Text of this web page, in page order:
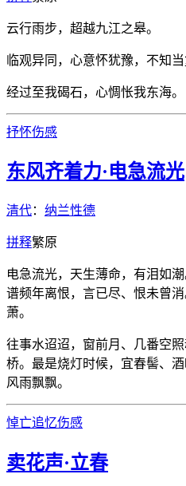
云行雨步，超越九江之皋。
临观异同，心意怀犹豫，不知当
经过至我碣石，心惆怅我东海。
抒怀伤感
东风齐着力·电急流光
清代： 纳兰性德
拼释繁原
电急流光，天生薄命，有泪如
谱频年离恨，言已尽、恨未曾
萧。
往事水迢迢，窗前月、几番空
桥。最是烧灯时候，宜春髻、
风雨飘飘。
悼亡追忆伤感
卖花声·立春